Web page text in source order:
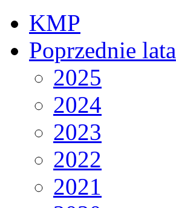
KMP
Poprzednie lata
2025
2024
2023
2022
2021